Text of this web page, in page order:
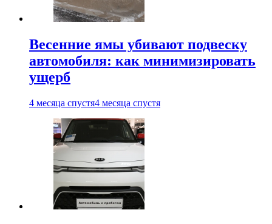
Весенние ямы убивают подвеску
автомобиля: как минимизировать
ущерб
4 месяца спустя4 месяца спустя